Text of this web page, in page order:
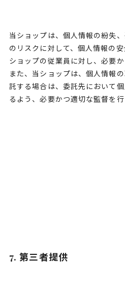
当ショップは、個人情報の紛失
のリスクに対して、個人情報の
ショップの従業員に対し、必要
また、当ショップは、個人情報
託する場合は、委託先において
るよう、必要かつ適切な監督を行
7. 第三者提供